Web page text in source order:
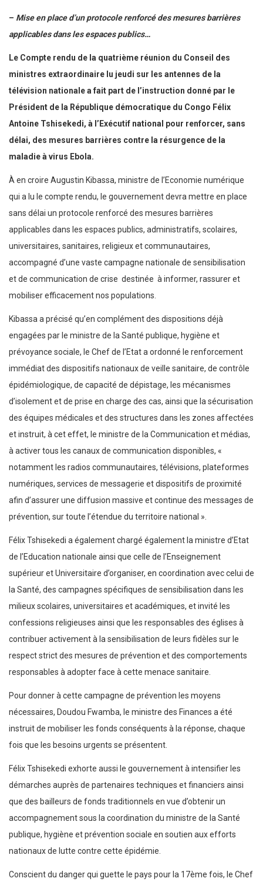
– Mise en place d’un protocole renforcé des mesures barrières
applicables dans les espaces publics…
Le Compte rendu de la quatrième réunion du Conseil des
ministres extraordinaire lu jeudi sur les antennes de la
télévision nationale a fait part de l’instruction donné par le
Président de la République démocratique du Congo Félix
Antoine Tshisekedi, à l’Exécutif national pour renforcer, sans
délai, des mesures barrières contre la résurgence de la
maladie à virus Ebola.
À en croire Augustin Kibassa, ministre de l’Economie numérique
qui a lu le compte rendu, le gouvernement devra mettre en place
sans délai un protocole renforcé des mesures barrières
applicables dans les espaces publics, administratifs, scolaires,
universitaires, sanitaires, religieux et communautaires,
accompagné d’une vaste campagne nationale de sensibilisation
et de communication de crise destinée à informer, rassurer et
mobiliser efficacement nos populations.
Kibassa a précisé qu’en complément des dispositions déjà
engagées par le ministre de la Santé publique, hygiène et
prévoyance sociale, le Chef de l’Etat a ordonné le renforcement
immédiat des dispositifs nationaux de veille sanitaire, de contrôle
épidémiologique, de capacité de dépistage, les mécanismes
d’isolement et de prise en charge des cas, ainsi que la sécurisation
des équipes médicales et des structures dans les zones affectées
et instruit, à cet effet, le ministre de la Communication et médias,
à activer tous les canaux de communication disponibles, «
notamment les radios communautaires, télévisions, plateformes
numériques, services de messagerie et dispositifs de proximité
afin d’assurer une diffusion massive et continue des messages de
prévention, sur toute l’étendue du territoire national ».
Félix Tshisekedi a également chargé également la ministre d’Etat
de l’Education nationale ainsi que celle de l’Enseignement
supérieur et Universitaire d’organiser, en coordination avec celui de
la Santé, des campagnes spécifiques de sensibilisation dans les
milieux scolaires, universitaires et académiques, et invité les
confessions religieuses ainsi que les responsables des églises à
contribuer activement à la sensibilisation de leurs fidèles sur le
respect strict des mesures de prévention et des comportements
responsables à adopter face à cette menace sanitaire.
Pour donner à cette campagne de prévention les moyens
nécessaires, Doudou Fwamba, le ministre des Finances a été
instruit de mobiliser les fonds conséquents à la réponse, chaque
fois que les besoins urgents se présentent.
Félix Tshisekedi exhorte aussi le gouvernement à intensifier les
démarches auprès de partenaires techniques et financiers ainsi
que des bailleurs de fonds traditionnels en vue d’obtenir un
accompagnement sous la coordination du ministre de la Santé
publique, hygiène et prévention sociale en soutien aux efforts
nationaux de lutte contre cette épidémie.
Conscient du danger qui guette le pays pour la 17ème fois, le Chef